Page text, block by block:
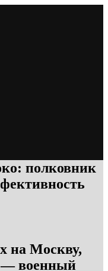
полковник
на Москву,
— военный